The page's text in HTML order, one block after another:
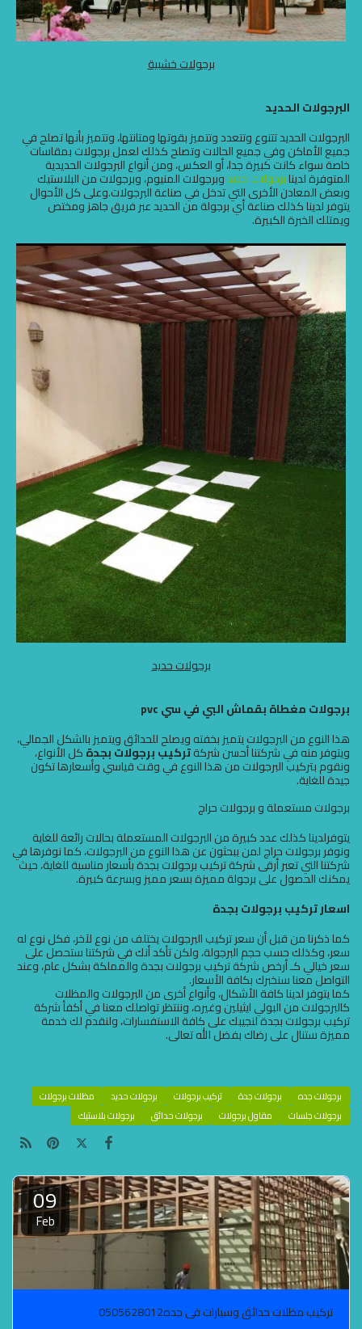
برجولات خشبية
البرجولات الحديد
البرجولات الحديد تتنوع وتتعدد وتتميز بقوتها ومتانتها، وتتميز بأنها تصلح في
جميع الأماكن وفي جميع الحالات وتصلح كذلك لعمل برجولات بمقاسات
خاصة سواء كانت كبيرة جدا، أو العكس، ومن أنواع البرجولات الحديدية
المتوفرة لدينابرجولات حديدوبرجولات المنيوم، وبرجولات من البلاستيك
وبعض المعادن الأخرى التي تدخل في صناعة البرجولات.وعلى كل الأحوال
يتوفر لدينا كذلك صناعة أي برجولة من الحديد عبر فريق جاهز ومختص
ويمتلك الخبرة الكبيرة.
برجولات حديد
برجولات مغطاة بقماش البي في سي pvc
هذا النوع من البرجولات يتميز بخفته ويصلح للحدائق ويتميز بالشكل الجمالي،
ويتوفر منه في شركتنا أحسن شركةتركيب برجولات بجدةكل الأنواع،
ونقوم بتركيب البرجولات من هذا النوع في وقت قياسي وأسعارها تكون
جيدة للغاية.
برجولات مستعملة و برجولات حراج
يتوفرلدينا كذلك عدد كبيرة من البرجولات المستعملة بحالات رائعة للغاية
ونوفر برجولات حراج لمن يبحثون عن هذا النوع من البرجولات، كما نوفرها في
شركتنا التي تعبر أرقى شركة تركيب برجولات بجدة بأسعار مناسبة للغاية، حيث
يمكنك الحصول على برجولة مميزة بسعر مميز وبسرعة كبيرة.
اسعار تركيب برجولات بجدة
كما ذكرنا من قبل أن سعر تركيب البرجولات يختلف من نوع لآخر، فكل نوع له
سعر، وكذلك حسب حجم البرجولة، ولكن تأكد أنك في شركتنا ستحصل على
سعر خيالي كـ أرخص شركة تركيب برجولات بجدة والمملكة بشكل عام، وعند
التواصل معنا سنخبرك بكافة الأسعار.
كما يتوفر لدينا كافة الأشكال، وأنواع أخرى من البرجولات والمظلات
كالبرجولات من البولي ايثيلين وغيره، وننتظر تواصلك معنا في أكفأ شركة
تركيب برجولات بجدة لنجيبك على كافة الاستفسارات، ولنقدم لك خدمة
مميزة ستنال على رضاك بفضل الله تعالى.
برجولات جده برجولات جدة تركيب برجولات برجولات حديد
مظلات برجولات
برجولات جلسات
مقاول برجولات برجولات حدائق برجولات بلاستيك
09
Feb
تركيب مظلات حدائق وسيارات في جده0505628012